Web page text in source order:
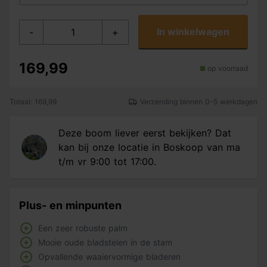
- + In winkelwagen
169,99 op voorraad
Totaal: 169,99 Verzending binnen 0-5 werkdagen
Deze boom liever eerst bekijken? Dat
kan bij onze locatie in Boskoop van ma
t/m vr 9:00 tot 17:00.
Plus- en minpunten
Een zeer robuste palm
Mooie oude bladstelen in de stam
Opvallende waaiervormige bladeren